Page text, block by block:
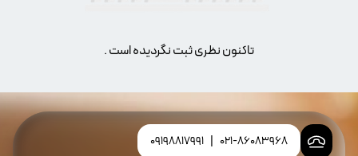
تاکنون نظری ثبت نگردیده است .
021-86083968
09198817991